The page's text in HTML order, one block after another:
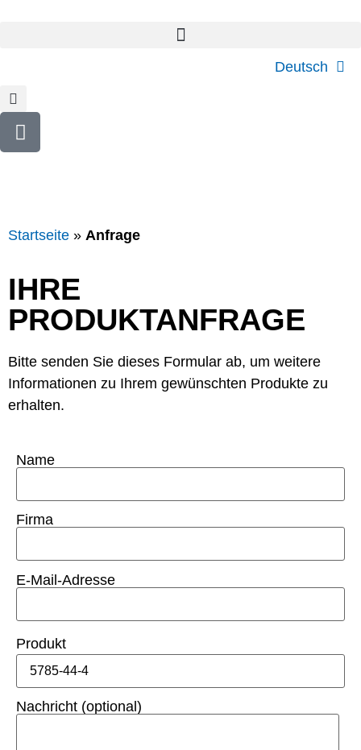
Deutsch
Startseite » Anfrage
IHRE
PRODUKTANFRAGE
Bitte senden Sie dieses Formular ab, um weitere
Informationen zu Ihrem gewünschten Produkte zu
erhalten.
Name
Firma
E-Mail-Adresse
Produkt
Nachricht (optional)